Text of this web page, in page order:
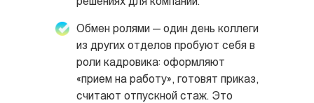
Обмен ролями — один день коллеги
из других отделов пробуют себя в
роли кадровика: оформляют
«прием на работу», готовят приказ,
считают отпускной стаж. Это